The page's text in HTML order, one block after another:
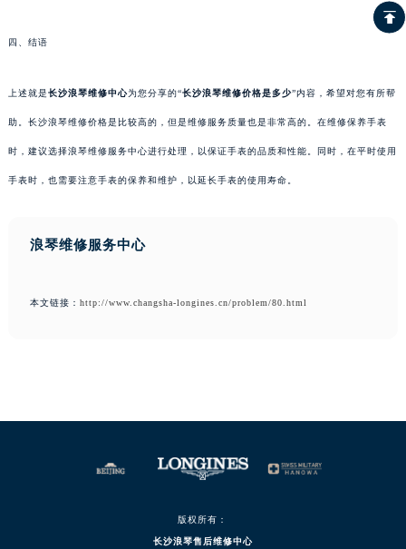
四、结语
上述就是长沙浪琴维修中心为您分享的“长沙浪琴维修价格是多少”内容，希望对您有所帮
助。长沙浪琴维修价格是比较高的，但是维修服务质量也是非常高的。在维修保养手表
时，建议选择浪琴维修服务中心进行处理，以保证手表的品质和性能。同时，在平时使用
手表时，也需要注意手表的保养和维护，以延长手表的使用寿命。
浪琴维修服务中心
本文链接： http://www.changsha-longines.cn/problem/80.html
版权所有：
长沙浪琴售后维修中心